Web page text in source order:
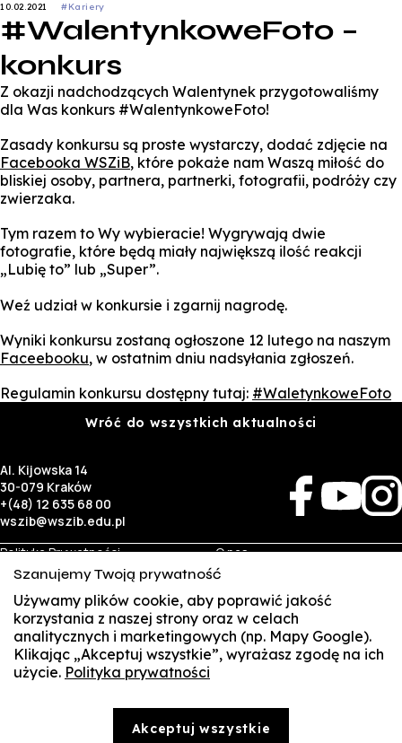
10.02.2021 #Kariery
#WalentynkoweFoto –
konkurs
Z okazji nadchodzących Walentynek przygotowaliśmy
dla Was konkurs #WalentynkoweFoto!
Zasady konkursu są proste wystarczy, dodać zdjęcie na
Facebooka WSZiB, które pokaże nam Waszą miłość do
bliskiej osoby, partnera, partnerki, fotografii, podróży czy
zwierzaka.
Tym razem to Wy wybieracie! Wygrywają dwie
fotografie, które będą miały największą ilość reakcji
„Lubię to” lub „Super”.
Weź udział w konkursie i zgarnij nagrodę.
Wyniki konkursu zostaną ogłoszone 12 lutego na naszym
Faceebooku, w ostatnim dniu nadsyłania zgłoszeń.
Regulamin konkursu dostępny tutaj: #WaletynkoweFoto
Wróć do wszystkich aktualności
Al. Kijowska 14
30-079 Kraków
+(48) 12 635 68 00
wszib@wszib.edu.pl
Polityka Prywatności
RODO
Identyfikacja wizualna
O nas
Rekrutacja
Studia
Kontakt
Biznes
Wynajem sal
Targi pracy
Student
Multis Multum
Treści zawarte na stronie www.wszib.edu.pl oraz jej podstronach stanowią, o ile nie wskazano
Szanujemy Twoją prywatność
Używamy plików cookie, aby poprawić jakość
korzystania z naszej strony oraz w celach
analitycznych i marketingowych (np. Mapy Google).
Klikając „Akceptuj wszystkie”, wyrażasz zgodę na ich
użycie. Polityka prywatności
Akceptuj wszystkie